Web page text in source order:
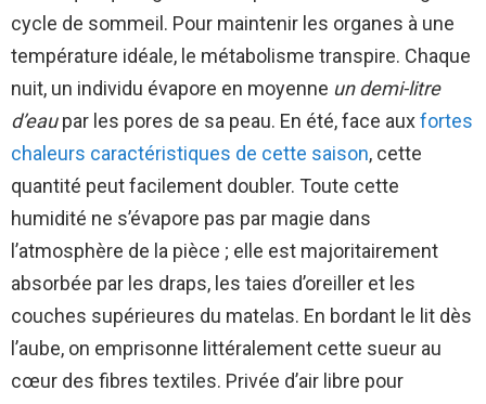
cycle de sommeil. Pour maintenir les organes à une
température idéale, le métabolisme transpire. Chaque
nuit, un individu évapore en moyenne un demi-litre
d’eaupar les pores de sa peau. En été, face auxfortes
chaleurs caractéristiques de cette saison, cette
quantité peut facilement doubler. Toute cette
humidité ne s’évapore pas par magie dans
l’atmosphère de la pièce ; elle est majoritairement
absorbée par les draps, les taies d’oreiller et les
couches supérieures du matelas. En bordant le lit dès
l’aube, on emprisonne littéralement cette sueur au
cœur des fibres textiles. Privée d’air libre pour